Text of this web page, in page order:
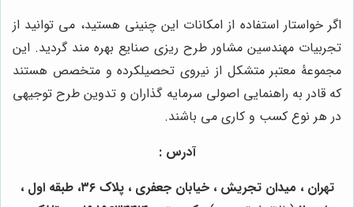
اگر خواستار استفاده از امکانات این چنینی هستید، می توانید از
تجربیات مهندسین مشاور طرح ریزی صنایع بهره مند گردید. این
مجموعۀ معتبر متشکل از نیروی تحصیلکرده و متخصص هستند
که قادر به راهنمایی اصولی سرمایه گذاران و تدوین طرح توجیهی
در هر نوع کسب و کاری می باشند.
آدرس :
تهران ، میدان تجریش ، خیابان جعفری ، پلاک ۳۶، طبقه اول ،